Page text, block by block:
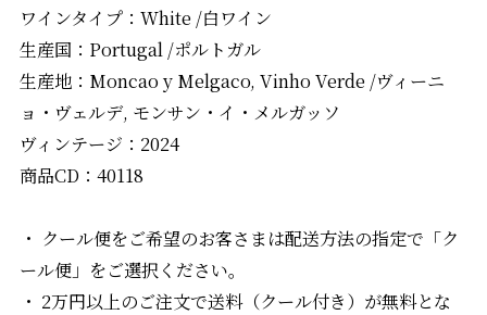
ワインタイプ：White /白ワイン
生産国：Portugal /ポルトガル
生産地：Moncao y Melgaco, Vinho Verde /ヴィーニ
ョ・ヴェルデ, モンサン・イ・メルガッソ
ヴィンテージ：2024
商品CD：40118
・ クール便をご希望のお客さまは配送方法の指定で「ク
ール便」をご選択ください。
・ 2万円以上のご注文で送料（クール付き）が無料とな